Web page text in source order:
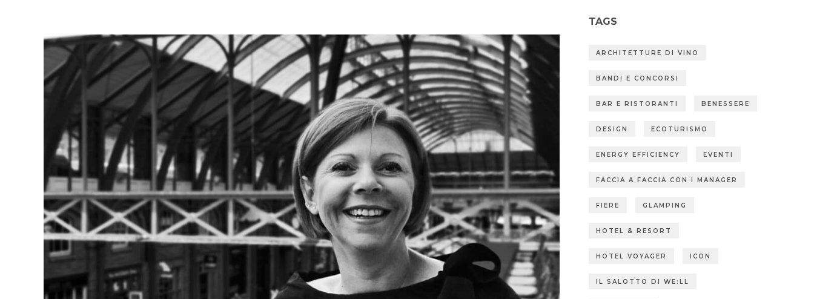
TAGS
ARCHITETTURE DI VINO
BANDI E CONCORSI
BAR E RISTORANTI BENESSERE
DESIGN ECOTURISMO
ENERGY EFFICIENCY EVENTI
FACCIA A FACCIA CON I MANAGER
FIERE GLAMPING
HOTEL & RESORT
HOTEL VOYAGER ICON
IL SALOTTO DI WE:LL